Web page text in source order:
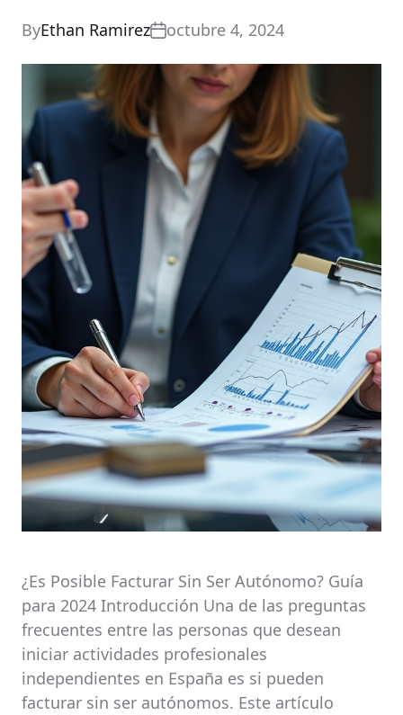
ByEthan Ramirez octubre 4, 2024
¿Es Posible Facturar Sin Ser Autónomo? Guía
para 2024 Introducción Una de las preguntas
frecuentes entre las personas que desean
iniciar actividades profesionales
independientes en España es si pueden
facturar sin ser autónomos. Este artículo